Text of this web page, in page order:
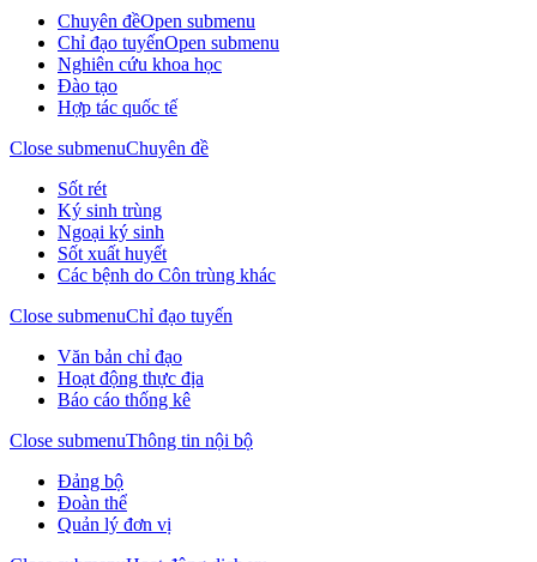
Chuyên đềOpen submenu
Chỉ đạo tuyếnOpen submenu
Nghiên cứu khoa học
Đào tạo
Hợp tác quốc tế
Close submenuChuyên đề
Sốt rét
Ký sinh trùng
Ngoại ký sinh
Sốt xuất huyết
Các bệnh do Côn trùng khác
Close submenuChỉ đạo tuyến
Văn bản chỉ đạo
Hoạt động thực địa
Báo cáo thống kê
Close submenuThông tin nội bộ
Đảng bộ
Đoàn thể
Quản lý đơn vị